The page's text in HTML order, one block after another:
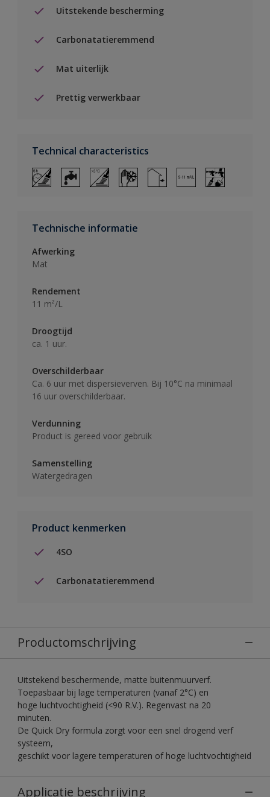
Uitstekende bescherming
Carbonatatieremmend
Mat uiterlijk
Prettig verwerkbaar
Technical characteristics
Technische informatie
Afwerking
Mat
Rendement
11 m²/L
Droogtijd
ca. 1 uur.
Overschilderbaar
Ca. 6 uur met dispersieverven. Bij 10°C na minimaal
16 uur overschilderbaar.
Verdunning
Product is gereed voor gebruik
Samenstelling
Watergedragen
Product kenmerken
4SO
Carbonatatieremmend
Productomschrijving
Uitstekend beschermende, matte buitenmuurverf.
Toepasbaar bij lage temperaturen (vanaf 2°C) en
hoge luchtvochtigheid (<90 R.V.). Regenvast na 20
minuten.
De Quick Dry formula zorgt voor een snel drogend verf
systeem,
geschikt voor lagere temperaturen of hoge luchtvochtigheid
Applicatie beschrijving